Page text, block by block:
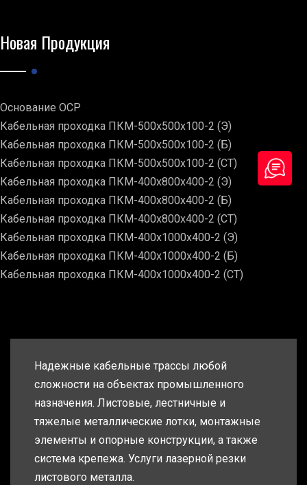
Новая Продукция
Основание ОСР
Кабельная проходка ПКМ-500х500х100-2 (Э)
Кабельная проходка ПКМ-500х500х100-2 (Б)
Кабельная проходка ПКМ-500х500х100-2 (СТ)
Кабельная проходка ПКМ-400х800х400-2 (Э)
Кабельная проходка ПКМ-400х800х400-2 (Б)
Кабельная проходка ПКМ-400х800х400-2 (СТ)
Кабельная проходка ПКМ-400х1000х400-2 (Э)
Кабельная проходка ПКМ-400х1000х400-2 (Б)
Кабельная проходка ПКМ-400х1000х400-2 (СТ)
Надежные кабельные трассы любой
сложности на объектах промышленного
назначения. Листовые, лестничные и
тяжелые металлические лотки, монтажные
элементы и опорные конструкции, а также
система крепежа. Услуги лазерной резки
листового металла.